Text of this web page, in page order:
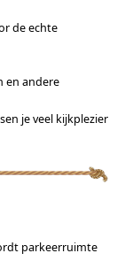
de echte
en andere
je veel kijkplezier
parkeerruimte